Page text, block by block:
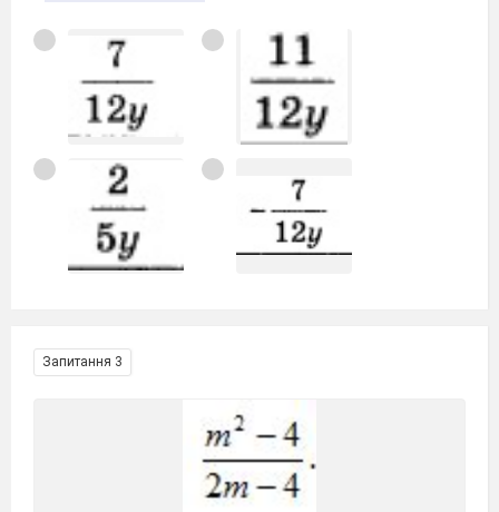
Запитання 3